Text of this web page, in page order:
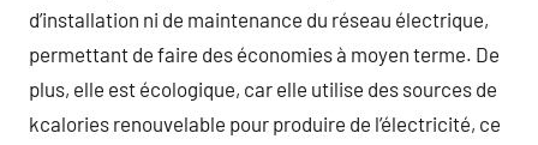
d’installation ni de maintenance du réseau électrique,
permettant de faire des économies à moyen terme. De
plus, elle est écologique, car elle utilise des sources de
kcalories renouvelable pour produire de l’électricité, ce